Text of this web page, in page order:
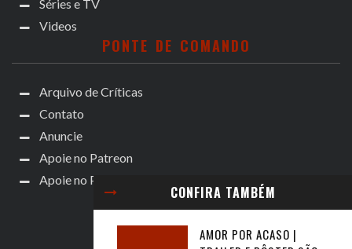
CONFIRA TAMBÉM
AMOR POR ACASO |
Séries e TV
Videos
PONTE DE COMANDO
Arquivo de Críticas
Contato
Anuncie
Apoie no Patreon
Apoie no Padrim!